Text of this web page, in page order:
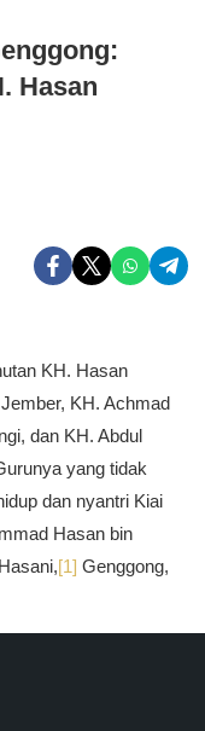
Hasan
KH. Hasan
KH. Achmad
dan KH. Abdul
yang tidak
dan nyantri Kiai
Hasan bin
[1] Genggong,